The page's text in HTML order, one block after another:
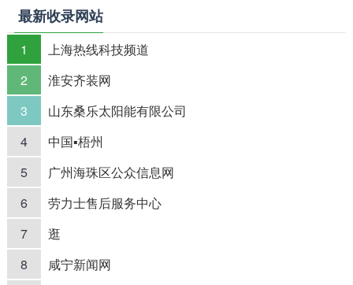
最新收录网站
1
上海热线科技频道
2
淮安齐装网
3
山东桑乐太阳能有限公司
4
中国▪梧州
5
广州海珠区公众信息网
6
劳力士售后服务中心
7
逛
8
咸宁新闻网